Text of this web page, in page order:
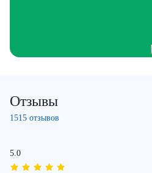
Отзывы
1515 отзывов
5.0